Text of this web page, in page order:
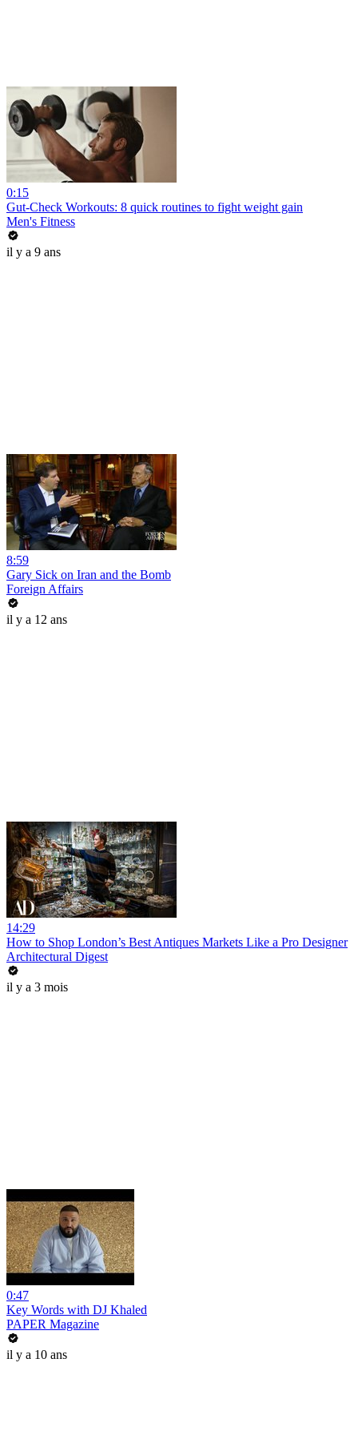
0:15
Gut-Check Workouts: 8 quick routines to fight weight gain
Men's Fitness
il y a 9 ans
8:59
Gary Sick on Iran and the Bomb
Foreign Affairs
il y a 12 ans
14:29
How to Shop London’s Best Antiques Markets Like a Pro Designer
Architectural Digest
il y a 3 mois
0:47
Key Words with DJ Khaled
PAPER Magazine
il y a 10 ans